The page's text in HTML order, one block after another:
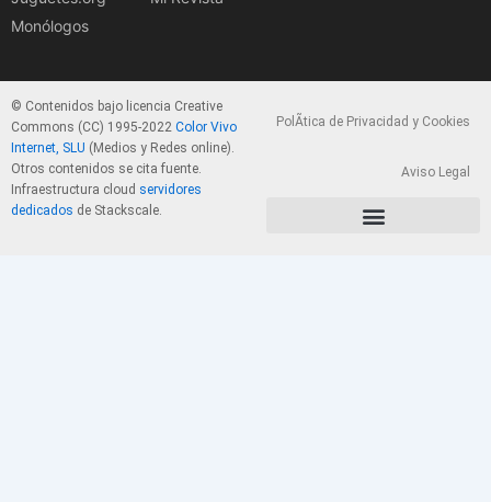
Monólogos
© Contenidos bajo licencia Creative
Commons (CC) 1995-2022 Color Vivo
Internet, SLU (Medios y Redes online).
Otros contenidos se cita fuente.
Infraestructura cloud servidores
dedicados de Stackscale.
PolÃ­tica de Privacidad y Cookies
Aviso Legal